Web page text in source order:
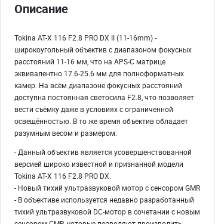
Описание
Tokina AT-X 116 F2.8 PRO DX II (11-16mm) -
широкоугольный объектив с диапазоном фокусных
расстояний 11-16 мм, что на APS-C матрице
эквивалентно 17.6-25.6 мм для полноформатных
камер. На всём диапазоне фокусных расстояний
доступна постоянная светосила F2.8, что позволяет
вести съёмку даже в условиях с ограниченной
освещённостью. В то же время объектив обладает
разумным весом и размером.
- Данный объектив является усовершенствованной
версией широко известной и признанной модели
Tokina AT-X 116 F2.8 PRO DX.
- Новый тихий ультразвуковой мотор с сенсором GMR
- В объективе используется недавно разработанный
тихий ультразвуковой DC-мотор в сочетании с новым